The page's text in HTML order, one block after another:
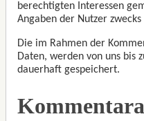
berechtigten Interessen
Angaben der Nutzer
Die im Rahmen der
Daten, werden von uns bis
dauerhaft gespeichert.